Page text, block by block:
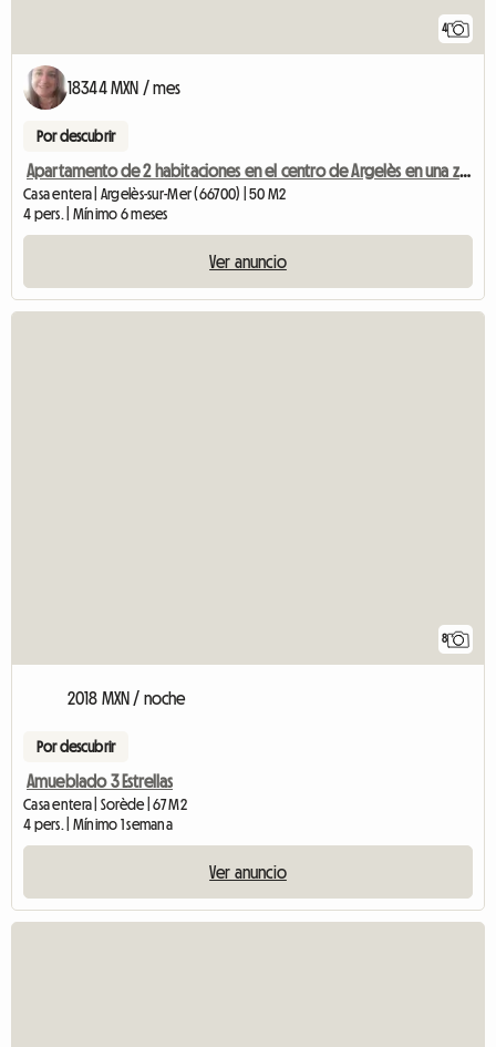
4
18344 MXN / mes
Por descubrir
Apartamento de 2 habitaciones en el centro de Argelès en una zona tranquila.
Casa entera | Argelès-sur-Mer (66700) | 50 M2
4 pers. | Mínimo 6 meses
Ver anuncio
8
2018 MXN / noche
Por descubrir
Amueblado 3 Estrellas
Casa entera | Sorède | 67 M2
4 pers. | Mínimo 1 semana
Ver anuncio